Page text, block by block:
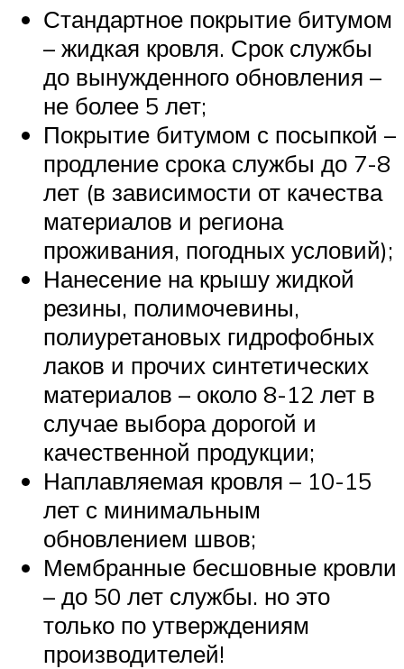
Стандартное покрытие битумом
– жидкая кровля. Срок службы
до вынужденного обновления –
не более 5 лет;
Покрытие битумом с посыпкой –
продление срока службы до 7-8
лет (в зависимости от качества
материалов и региона
проживания, погодных условий);
Нанесение на крышу жидкой
резины, полимочевины,
полиуретановых гидрофобных
лаков и прочих синтетических
материалов – около 8-12 лет в
случае выбора дорогой и
качественной продукции;
Наплавляемая кровля – 10-15
лет с минимальным
обновлением швов;
Мембранные бесшовные кровли
– до 50 лет службы. но это
только по утверждениям
производителей!